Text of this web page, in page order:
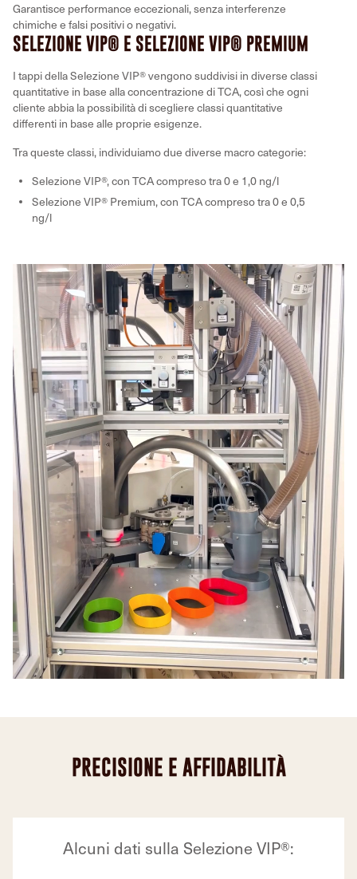
Garantisce performance eccezionali, senza interferenze
chimiche e falsi positivi o negativi.
SELEZIONE VIP® E SELEZIONE VIP® PREMIUM
I tappi della Selezione VIP® vengono suddivisi in diverse classi
quantitative in base alla concentrazione di TCA, così che ogni
cliente abbia la possibilità di scegliere classi quantitative
differenti in base alle proprie esigenze.
Tra queste classi, individuiamo due diverse macro categorie:
Selezione VIP®, con TCA compreso tra 0 e 1,0 ng/l
Selezione VIP® Premium, con TCA compreso tra 0 e 0,5
ng/l
PRECISIONE E AFFIDABILITÀ
Alcuni dati sulla Selezione VIP®: